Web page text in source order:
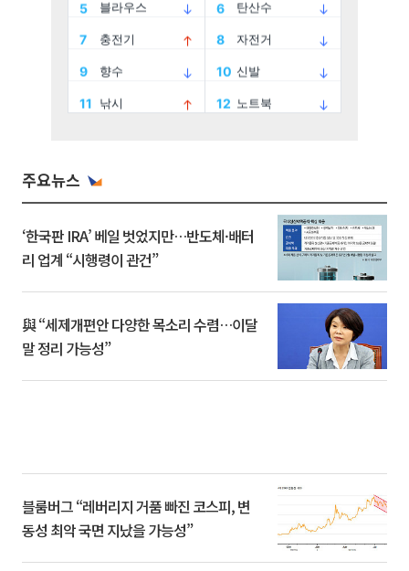
주요뉴스
‘한국판 IRA’ 베일 벗었지만…반도체·배터
리 업계 “시행령이 관건”
與 “세제개편안 다양한 목소리 수렴…이달
말 정리 가능성”
블룸버그 “레버리지 거품 빠진 코스피, 변
동성 최악 국면 지났을 가능성”